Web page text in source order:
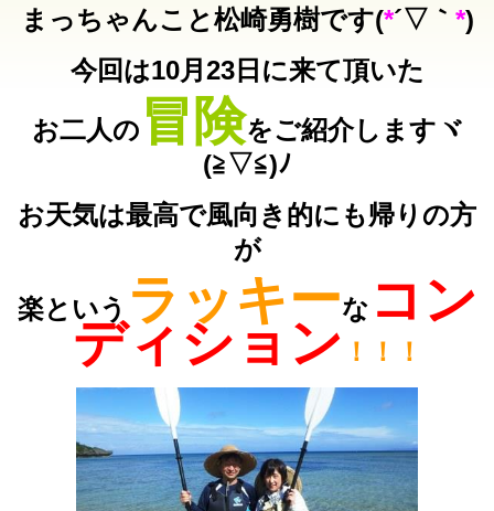
まっちゃんこと松崎勇樹です(*´▽｀ *)
今回は10月23日に来て頂いた
お二人の 冒険をご紹介しますヾ
(≧▽≦)ﾉ
お天気は最高で風向き的にも帰りの方
が
楽という ラッキーな コン
ディション ！！！